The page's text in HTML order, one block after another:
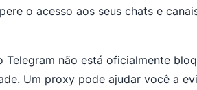
o acesso aos seus chats e
Telegram não está oficialmente
Um proxy pode ajudar você a